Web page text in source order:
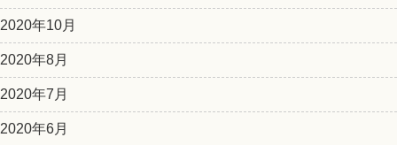
2020年10月
2020年8月
2020年7月
2020年6月